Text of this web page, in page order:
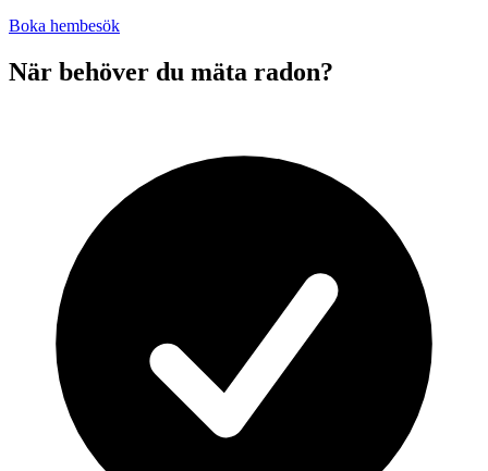
Boka hembesök
När behöver du mäta radon?